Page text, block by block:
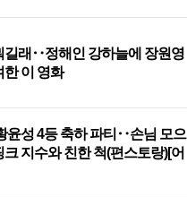
길래‥정해인 강하늘에 장원영
한 이 영화
윤성 4등 축하 파티‥손님 모으
크 지수와 친한 척(편스토랑)[어